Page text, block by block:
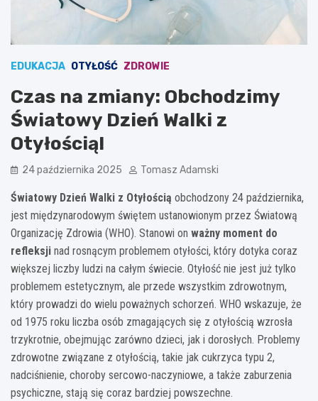
EDUKACJA OTYŁOŚĆ ZDROWIE
Czas na zmiany: Obchodzimy
Światowy Dzień Walki z
Otyłością!
24 października 2025 Tomasz Adamski
Światowy Dzień Walki z Otyłością obchodzony 24 października,
jest międzynarodowym świętem ustanowionym przez Światową
Organizację Zdrowia (WHO). Stanowi on ważny moment do
refleksji nad rosnącym problemem otyłości, który dotyka coraz
większej liczby ludzi na całym świecie. Otyłość nie jest już tylko
problemem estetycznym, ale przede wszystkim zdrowotnym,
który prowadzi do wielu poważnych schorzeń. WHO wskazuje, że
od 1975 roku liczba osób zmagających się z otyłością wzrosła
trzykrotnie, obejmując zarówno dzieci, jak i dorosłych. Problemy
zdrowotne związane z otyłością, takie jak cukrzyca typu 2,
nadciśnienie, choroby sercowo-naczyniowe, a także zaburzenia
psychiczne, stają się coraz bardziej powszechne.